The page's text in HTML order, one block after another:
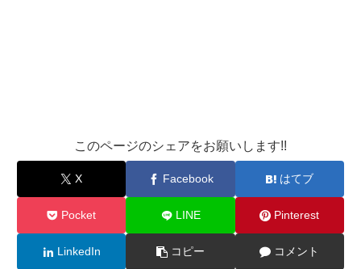
このページのシェアをお願いします!!
X Facebook はてブ
Pocket LINE Pinterest
LinkedIn コピー コメント